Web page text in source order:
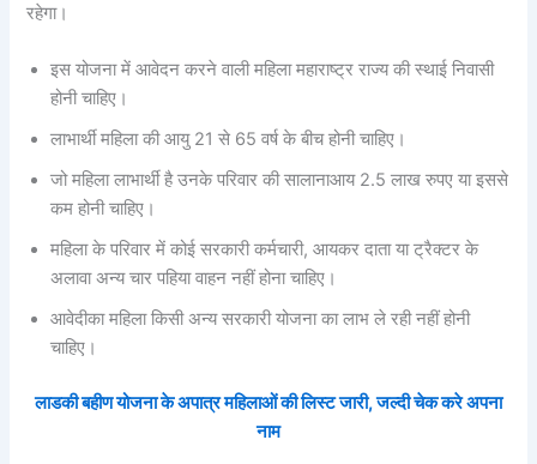
रहेगा।
इस योजना में आवेदन करने वाली महिला महाराष्ट्र राज्य की स्थाई निवासी
होनी चाहिए।
लाभार्थी महिला की आयु 21 से 65 वर्ष के बीच होनी चाहिए।
जो महिला लाभार्थी है उनके परिवार की सालानाआय 2.5 लाख रुपए या इससे
कम होनी चाहिए।
महिला के परिवार में कोई सरकारी कर्मचारी, आयकर दाता या ट्रैक्टर के
अलावा अन्य चार पहिया वाहन नहीं होना चाहिए।
आवेदीका महिला किसी अन्य सरकारी योजना का लाभ ले रही नहीं होनी
चाहिए।
लाडकी बहीण योजना के अपात्र महिलाओं की लिस्ट जारी, जल्दी चेक करे अपना
नाम